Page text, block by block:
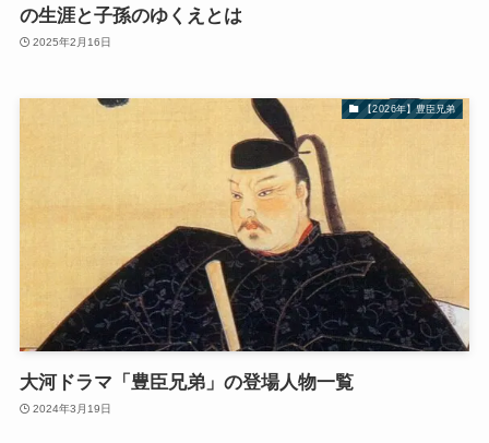
の生涯と子孫のゆくえとは
2025年2月16日
【2026年】豊臣兄弟
大河ドラマ「豊臣兄弟」の登場人物一覧
2024年3月19日